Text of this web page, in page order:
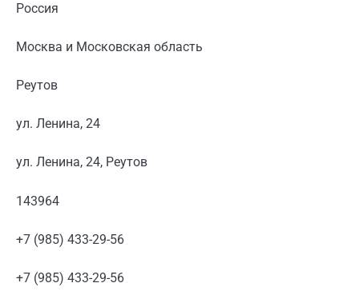
Россия
Москва и Московская область
Реутов
ул. Ленина, 24
ул. Ленина, 24, Реутов
143964
+7 (985) 433-29-56
+7 (985) 433-29-56